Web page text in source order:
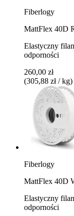
Fiberlogy
MattFlex 40D
Elastyczny
odporności
260,00 zł
(305,88 zł / kg)
Fiberlogy
MattFlex 40D
Elastyczny
odporności